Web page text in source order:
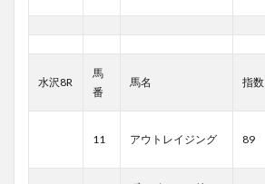
水沢8R
馬
番
馬名 指数
11 アウトレイジング 89